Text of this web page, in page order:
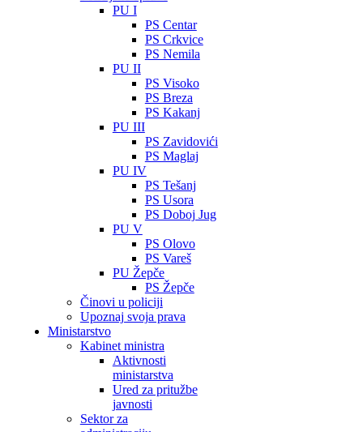
PU I
PS Centar
PS Crkvice
PS Nemila
PU II
PS Visoko
PS Breza
PS Kakanj
PU III
PS Zavidovići
PS Maglaj
PU IV
PS Tešanj
PS Usora
PS Doboj Jug
PU V
PS Olovo
PS Vareš
PU Žepče
PS Žepče
Činovi u policiji
Upoznaj svoja prava
Ministarstvo
Kabinet ministra
Aktivnosti
ministarstva
Ured za pritužbe
javnosti
Sektor za